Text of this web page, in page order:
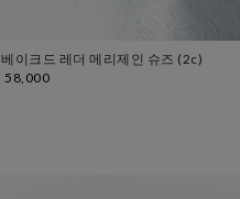
베이크드 레더 메리제인 슈즈 (2c)
58,000